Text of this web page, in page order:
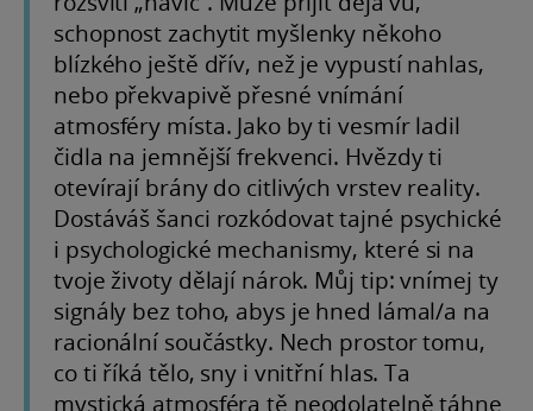
schopnost zachytit myšlenky někoho
blízkého ještě dřív, než je vypustí nahlas,
nebo překvapivě přesné vnímání
atmosféry místa. Jako by ti vesmír ladil
čidla na jemnější frekvenci. Hvězdy ti
otevírají brány do citlivých vrstev reality.
Dostáváš šanci rozkódovat tajné psychické
i psychologické mechanismy, které si na
tvoje životy dělají nárok. Můj tip: vnímej ty
signály bez toho, abys je hned lámal/a na
racionální součástky. Nech prostor tomu,
co ti říká tělo, sny i vnitřní hlas. Ta
mystická atmosféra tě neodolatelně táhne